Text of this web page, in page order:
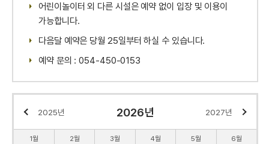
어린이놀이터 외 다른 시설은 예약 없이 입장 및 이용이
가능합니다.
다음달 예약은 당월 25일부터 하실 수 있습니다.
예약 문의 : 054-450-0153
2025년 2026년 2027년
1월 2월 3월 4월 5월 6월